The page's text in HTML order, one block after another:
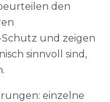
den
und zeigen
sinnvoll sind,
einzelne